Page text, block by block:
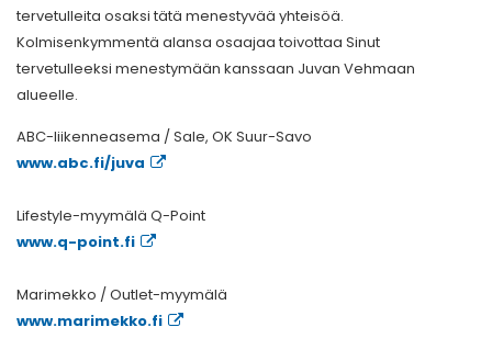
tervetulleita osaksi tätä menestyvää yhteisöä.
Kolmisenkymmentä alansa osaajaa toivottaa Sinut
tervetulleeksi menestymään kanssaan Juvan Vehmaan
alueelle.
ABC-liikenneasema / Sale, OK Suur-Savo
www.abc.fi/juva
Lifestyle-myymälä Q-Point
www.q-point.fi
Marimekko / Outlet-myymälä
www.marimekko.fi